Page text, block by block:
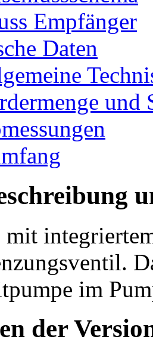
Empfänger
Daten
und
mit
im
der